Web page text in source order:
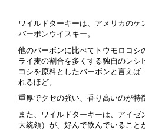
ワイルドターキーは、アメリカのケ
バーボンウイスキー。
他のバーボンに比べてトウモロコシ
ライ麦の割合を多くする独自のレシ
コシを原料としたバーボンと言え
れるほど。
重厚でクセの強い、香り高いのが特
また、ワイルドターキーは、アイゼ
大統領）が、好んで飲んでいること